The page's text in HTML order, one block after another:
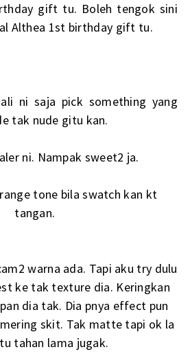
gift tu. Boleh tengok sini
Althea 1st birthday gift tu.
ni saja pick something yang
tak nude gitu kan.
ni. Nampak sweet2 ja.
tone bila swatch kan kt
tangan.
warna ada. Tapi aku try dulu
ke tak texture dia. Keringkan
dia tak. Dia pnya effect pun
skit. Tak matte tapi ok la
tahan lama jugak.